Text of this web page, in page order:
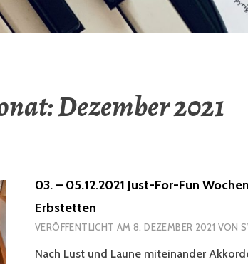
Dezember 2021
03. – 05.12.2021 Just-For-Fun
Erbstetten
VERÖFFENTLICHT AM8. DEZEMBER 2021 VON
Nach Lust und Laune miteinander